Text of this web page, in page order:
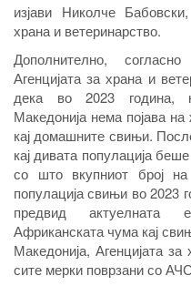
изјави Николче
храна и ветеринарство.
Дополнително,
Агенцијата за храна и
дека во 2023 година,
Македонија нема појава
кај домашните свињи.
кај дивата популација
со што вкупниот број на
популација свињи во 2023
предвид актуелната
Африканската чума кај
Македонија, Агенцијата
сите мерки поврзани со